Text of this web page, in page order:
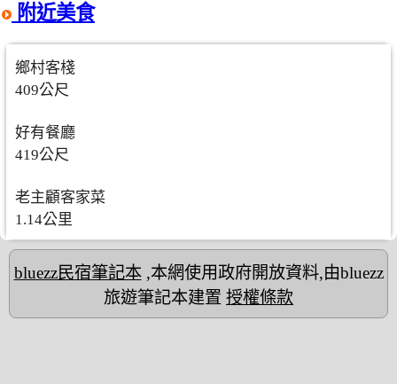
附近美食
鄉村客棧
409公尺
好有餐廳
419公尺
老主顧客家菜
1.14公里
bluezz民宿筆記本,本網使用政府開放資料,由bluezz
旅遊筆記本建置 授權條款